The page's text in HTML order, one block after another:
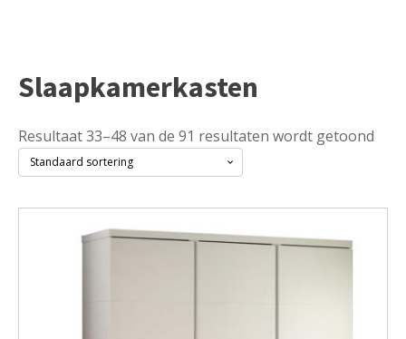
Slaapkamerkasten
Resultaat 33–48 van de 91 resultaten wordt getoond